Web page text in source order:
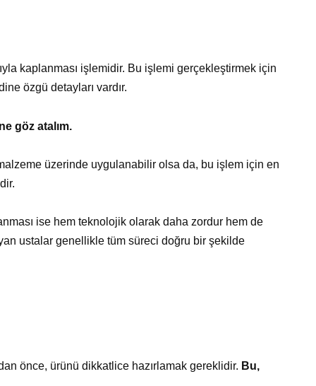
kaplanması işlemidir. Bu işlemi gerçekleştirmek için
özgü detayları vardır.
göz atalım.
üzerinde uygulanabilir olsa da, bu işlem için en
ise hem teknolojik olarak daha zordur hem de
ustalar genellikle tüm süreci doğru bir şekilde
önce, ürünü dikkatlice hazırlamak gereklidir. Bu,